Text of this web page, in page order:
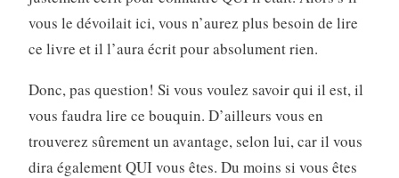
vous le dévoilait ici, vous n’aurez plus besoin de lire
ce livre et il l’aura écrit pour absolument rien.
Donc, pas question! Si vous voulez savoir qui il est, il
vous faudra lire ce bouquin. D’ailleurs vous en
trouverez sûrement un avantage, selon lui, car il vous
dira également QUI vous êtes. Du moins si vous êtes